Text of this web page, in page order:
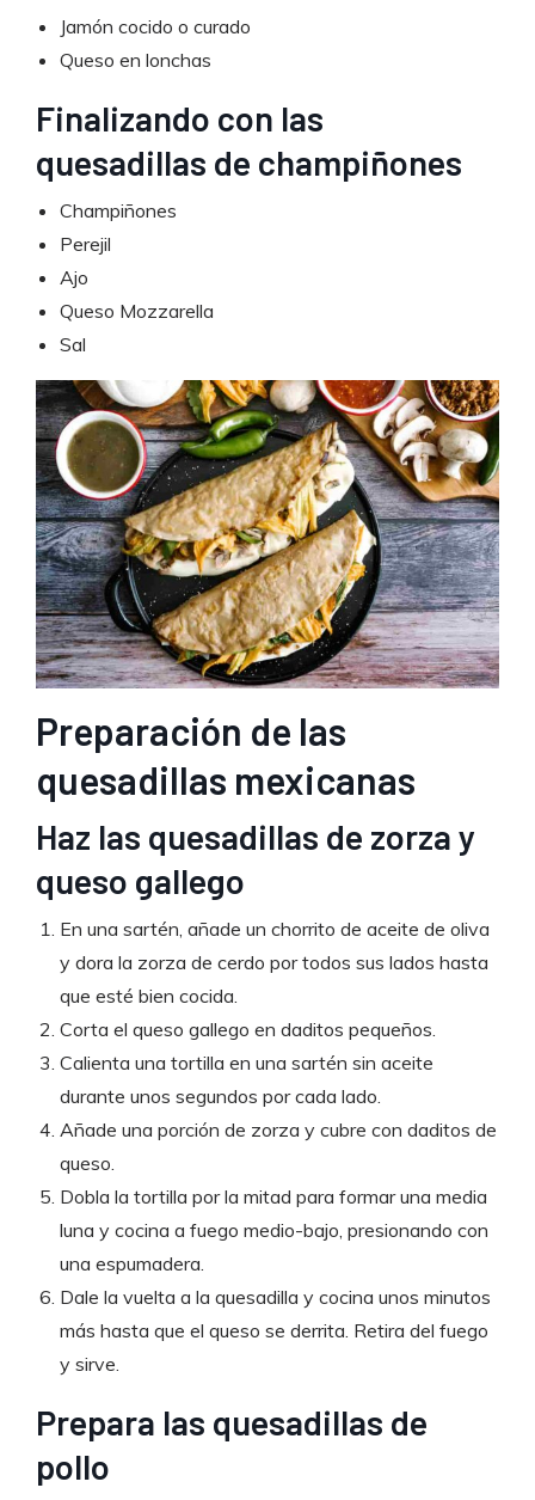
Jamón cocido o curado
Queso en lonchas
Finalizando con las
quesadillas de champiñones
Champiñones
Perejil
Ajo
Queso Mozzarella
Sal
Preparación de las
quesadillas mexicanas
Haz las quesadillas de zorza y
queso gallego
En una sartén, añade un chorrito de aceite de oliva
y dora la zorza de cerdo por todos sus lados hasta
que esté bien cocida.
Corta el queso gallego en daditos pequeños.
Calienta una tortilla en una sartén sin aceite
durante unos segundos por cada lado.
Añade una porción de zorza y cubre con daditos de
queso.
Dobla la tortilla por la mitad para formar una media
luna y cocina a fuego medio-bajo, presionando con
una espumadera.
Dale la vuelta a la quesadilla y cocina unos minutos
más hasta que el queso se derrita. Retira del fuego
y sirve.
Prepara las quesadillas de
pollo